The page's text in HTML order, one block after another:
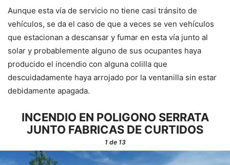
Aunque esta vía de servicio no tiene casi tránsito de
vehículos, se da el caso de que a veces se ven vehículos
que estacionan a descansar y fumar en esta vía junto al
solar y probablemente alguno de sus ocupantes haya
producido el incendio con alguna colilla que
descuidadamente haya arrojado por la ventanilla sin estar
debidamente apagada.
INCENDIO EN POLIGONO SERRATA
JUNTO FABRICAS DE CURTIDOS
1de 13